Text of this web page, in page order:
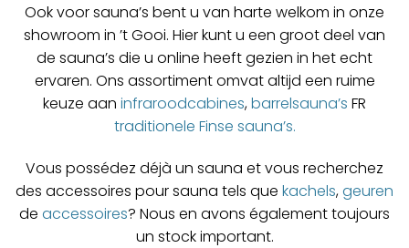
Ook voor sauna’s bent u van harte welkom in onze
showroom in ’t Gooi. Hier kunt u een groot deel van
de sauna’s die u online heeft gezien in het echt
ervaren. Ons assortiment omvat altijd een ruime
keuze aan infraroodcabines,barrelsauna’s FR
traditionele Finse sauna’s.
Vous possédez déjà un sauna et vous recherchez
des accessoires pour sauna tels que kachels,geuren
de accessoires? Nous en avons également toujours
un stock important.